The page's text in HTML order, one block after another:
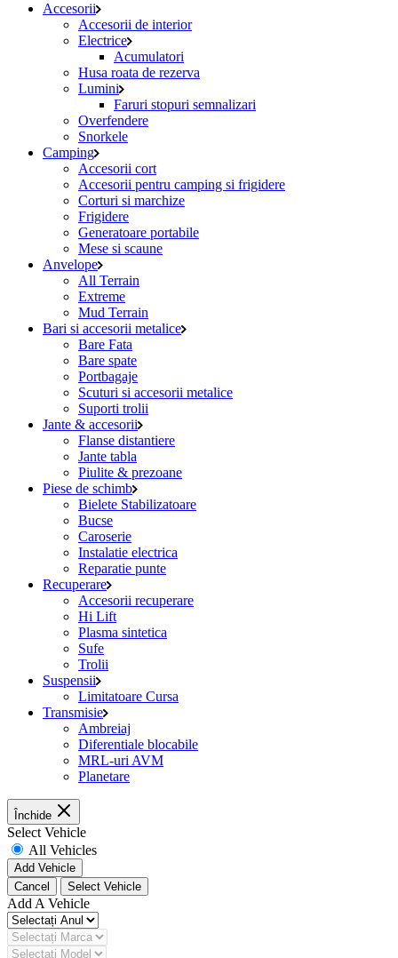
Accesorii
Accesorii de interior
Electrice
Acumulatori
Husa roata de rezerva
Lumini
Faruri stopuri semnalizari
Overfendere
Snorkele
Camping
Accesorii cort
Accesorii pentru camping si frigidere
Corturi si marchize
Frigidere
Generatoare portabile
Mese si scaune
Anvelope
All Terrain
Extreme
Mud Terrain
Bari si accesorii metalice
Bare Fata
Bare spate
Portbagaje
Scuturi si accesorii metalice
Suporti trolii
Jante & accesorii
Flanse distantiere
Jante tabla
Piulite & prezoane
Piese de schimb
Bielete Stabilizatoare
Bucse
Caroserie
Instalatie electrica
Reparatie punte
Recuperare
Accesorii recuperare
Hi Lift
Plasma sintetica
Sufe
Trolii
Suspensii
Limitatoare Cursa
Transmisie
Ambreiaj
Diferentiale blocabile
MRL-uri AVM
Planetare
Închide
Select Vehicle
All Vehicles
Add Vehicle
Cancel
Select Vehicle
Add A Vehicle